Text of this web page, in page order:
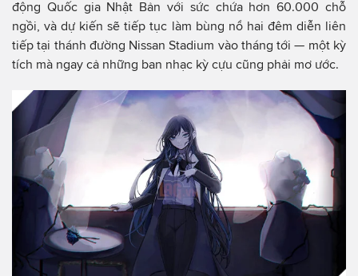
động Quốc gia Nhật Bản với sức chứa hơn 60.000 chỗ
ngồi, và dự kiến sẽ tiếp tục làm bùng nổ hai đêm diễn liên
tiếp tại thánh đường Nissan Stadium vào tháng tới — một kỳ
tích mà ngay cả những ban nhạc kỳ cựu cũng phải mơ ước.